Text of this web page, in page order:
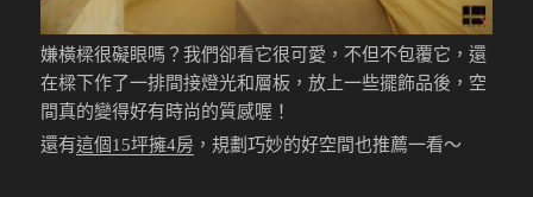
嫌橫樑很礙眼嗎？我們卻看它很可愛，不但不包覆它，還
在樑下作了一排間接燈光和層板，放上一些擺飾品後，空
間真的變得好有時尚的質感喔！
還有這個15坪擁4房 ，規劃巧妙的好空間也推薦一看～